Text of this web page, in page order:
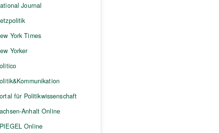
Journal
York Times
Yorker
für Politikwissenschaft
Anhalt Online
Online